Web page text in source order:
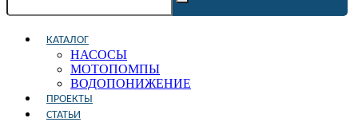
КАТАЛОГ
НАСОСЫ
МОТОПОМПЫ
ВОДОПОНИЖЕНИЕ
ПРОЕКТЫ
СТАТЬИ